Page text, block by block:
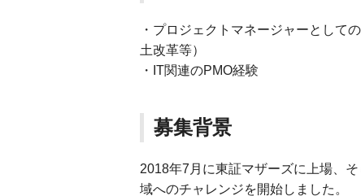
・プロジェクトマネージャーとして
土改革等）
・IT関連のPMO経験
募集背景
2018年7月に東証マザーズに上場、
域へのチャレンジを開始しました。